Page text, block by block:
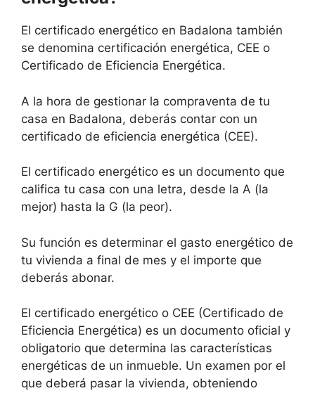
El certificado energético en Badalona también
se denomina certificación energética, CEE o
Certificado de Eficiencia Energética.
A la hora de gestionar la compraventa de tu
casa en Badalona, deberás contar con un
certificado de eficiencia energética (CEE).
El certificado energético es un documento que
califica tu casa con una letra, desde la A (la
mejor) hasta la G (la peor).
Su función es determinar el gasto energético de
tu vivienda a final de mes y el importe que
deberás abonar.
El certificado energético o CEE (Certificado de
Eficiencia Energética) es un documento oficial y
obligatorio que determina las características
energéticas de un inmueble. Un examen por el
que deberá pasar la vivienda, obteniendo